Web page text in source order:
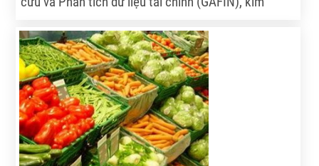
thể vượt 2,5 tỉ USD, và đến 2020 sẽ đạt 3,6 tỉ USD.